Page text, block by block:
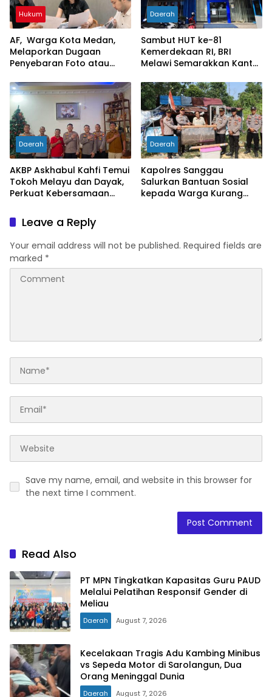
Hukum
AF, Warga Kota Medan,
Melaporkan Dugaan
Penyebaran Foto atau
Asusila
Daerah
Sambut HUT ke-81
Kemerdekaan RI, BRI
Melawi Semarakkan Kantor
Putih
Daerah
AKBP Askhabul Kahfi Temui
Tokoh Melayu dan Dayak,
Perkuat Kebersamaan
Daerah
Kapolres Sanggau
Salurkan Bantuan Sosial
kepada Warga Kurang
Masyarakat
Leave a Reply
Your email address will not be published. Required fields are
marked *
Save my name, email, and website in this browser for
the next time I comment.
Read Also
PT MPN Tingkatkan Kapasitas Guru PAUD
Melalui Pelatihan Responsif Gender di
Meliau
Daerah August 7, 2026
Kecelakaan Tragis Adu Kambing Minibus
vs Sepeda Motor di Sarolangun, Dua
Orang Meninggal Dunia
Daerah August 7, 2026